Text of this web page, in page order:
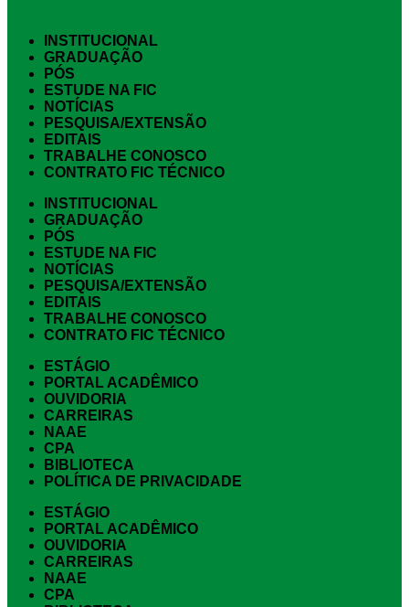
INSTITUCIONAL
GRADUAÇÃO
PÓS
ESTUDE NA FIC
NOTÍCIAS
PESQUISA/EXTENSÃO
EDITAIS
TRABALHE CONOSCO
CONTRATO FIC TÉCNICO
INSTITUCIONAL
GRADUAÇÃO
PÓS
ESTUDE NA FIC
NOTÍCIAS
PESQUISA/EXTENSÃO
EDITAIS
TRABALHE CONOSCO
CONTRATO FIC TÉCNICO
ESTÁGIO
PORTAL ACADÊMICO
OUVIDORIA
CARREIRAS
NAAE
CPA
BIBLIOTECA
POLÍTICA DE PRIVACIDADE
ESTÁGIO
PORTAL ACADÊMICO
OUVIDORIA
CARREIRAS
NAAE
CPA